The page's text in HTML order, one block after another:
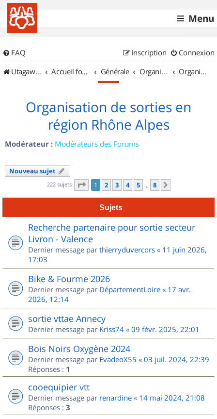
Menu
FAQ Connexion
Inscription
UtagawaVTT (Randos VTT et VTTAE avec traces GPS)
Accueil forum Générale Organisation de sorties & Recherche de partenaires Organisation de sorties en région Rhône Alpes
Organisation de sorties en
région Rhône Alpes
Modérateur : Modérateurs des Forums
Nouveau sujet
222 sujets Page 1sur
1 2 3 4 5 … 8
Sujets
Recherche partenaire pour sortie secteur
Livron - Valence
Dernier message par thierryduvercors « 11 juin 2026,
17:03
Bike & Fourme 2026
Dernier message par DépartementLoire « 17 avr.
2026, 12:14
sortie vttae Annecy
Dernier message par Kriss74 « 09 févr. 2025, 22:01
Bois Noirs Oxygène 2024
Dernier message par EvadeoX55 « 03 juil. 2024, 22:39
Réponses : 1
cooequipier vtt
Dernier message par renardine « 14 mai 2024, 21:08
Réponses : 3